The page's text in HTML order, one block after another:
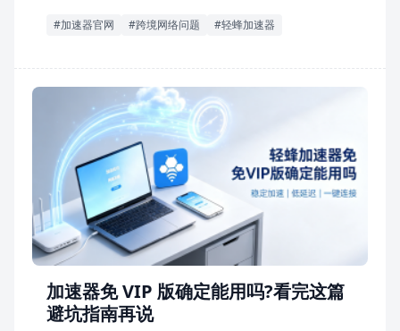
#加速器官网 #跨境网络问题 #轻蜂加速器
加速器免 VIP 版确定能用吗?看完这篇
避坑指南再说